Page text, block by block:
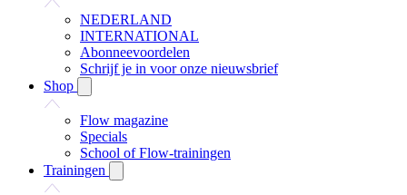
NEDERLAND
INTERNATIONAL
Abonneevoordelen
Schrijf je in voor onze nieuwsbrief
Shop
Flow magazine
Specials
School of Flow-trainingen
Trainingen